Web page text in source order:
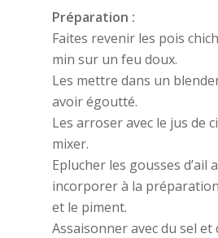
Préparation :
Faites revenir les pois
min sur un feu doux.
Les mettre dans un
avoir égoutté.
Les arroser avec le jus de
mixer.
Eplucher les gousses d’ail
incorporer à la
et le piment.
Assaisonner avec du sel et